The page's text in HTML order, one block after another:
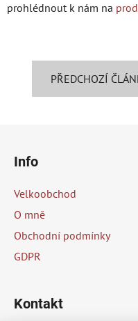
prohlédnout k nám na
PŘEDCHOZÍ
Info
Velkoobchod
O mně
Obchodní podmínky
GDPR
Kontakt